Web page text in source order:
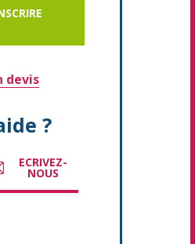
devis
?
ECRIVEZ-
NOUS